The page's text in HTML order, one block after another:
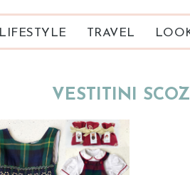
LIFESTYLE TRAVEL
VESTITINI